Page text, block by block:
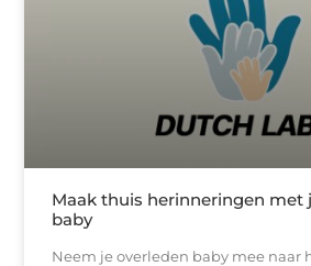
Maak thuis herinneringen met
baby
Neem je overleden baby mee naar